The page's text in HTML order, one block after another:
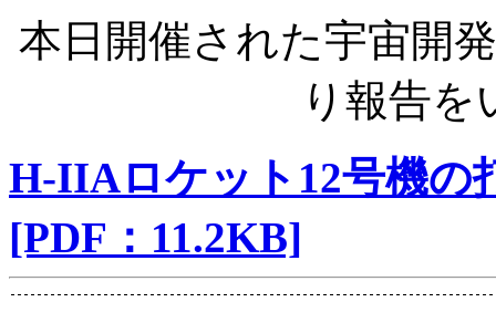
本日開催された宇宙開
り報告を
H-IIAロケット12号機の
[PDF：11.2KB]